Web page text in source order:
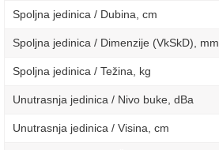
Spoljna jedinica / Dubina, сm
Spoljna jedinica / Dimenzije (VkSkD), mm
Spoljna jedinica / Težina, kg
Unutrasnja jedinica / Nivo buke, dBa
Unutrasnja jedinica / Visina, сm